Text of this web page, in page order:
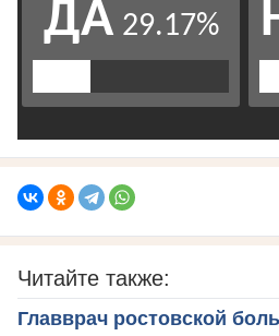
Читайте также:
Главврач ростовской